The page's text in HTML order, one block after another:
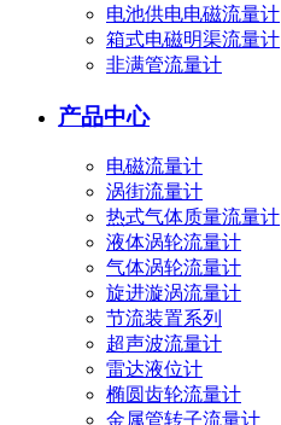
电池供电电磁流量计
箱式电磁明渠流量计
非满管流量计
产品中心
电磁流量计
涡街流量计
热式气体质量流量计
液体涡轮流量计
气体涡轮流量计
旋进漩涡流量计
节流装置系列
超声波流量计
雷达液位计
椭圆齿轮流量计
金属管转子流量计